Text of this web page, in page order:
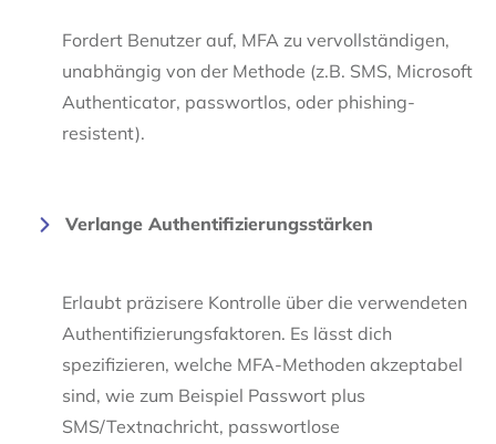
Fordert Benutzer auf, MFA zu vervollständigen,
unabhängig von der Methode (z.B. SMS, Microsoft
Authenticator, passwortlos, oder phishing-
resistent).
Verlange Authentifizierungsstärken
Erlaubt präzisere Kontrolle über die verwendeten
Authentifizierungsfaktoren. Es lässt dich
spezifizieren, welche MFA-Methoden akzeptabel
sind, wie zum Beispiel Passwort plus
SMS/Textnachricht, passwortlose